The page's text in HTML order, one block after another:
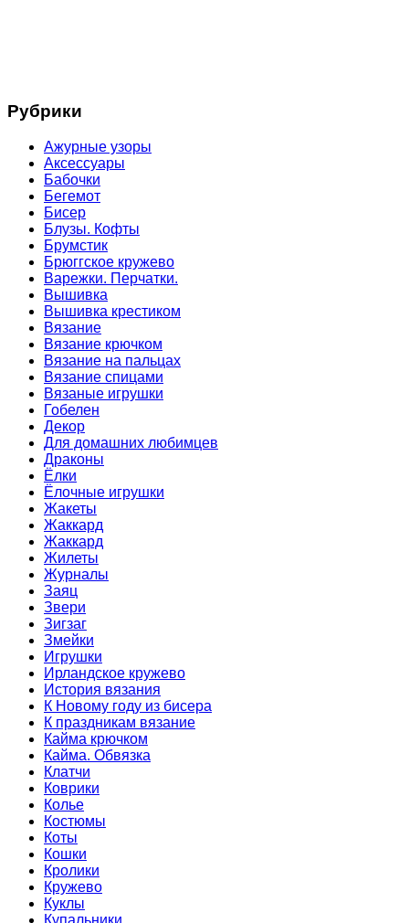
Рубрики
Ажурные узоры
Аксессуары
Бабочки
Бегемот
Бисер
Блузы. Кофты
Брумстик
Брюггское кружево
Варежки. Перчатки.
Вышивка
Вышивка крестиком
Вязание
Вязание крючком
Вязание на пальцах
Вязание спицами
Вязаные игрушки
Гобелен
Декор
Для домашних любимцев
Драконы
Ёлки
Ёлочные игрушки
Жакеты
Жаккард
Жаккард
Жилеты
Журналы
Заяц
Звери
Зигзаг
Змейки
Игрушки
Ирландское кружево
История вязания
К Новому году из бисера
К праздникам вязание
Кайма крючком
Кайма. Обвязка
Клатчи
Коврики
Колье
Костюмы
Коты
Кошки
Кролики
Кружево
Куклы
Купальники